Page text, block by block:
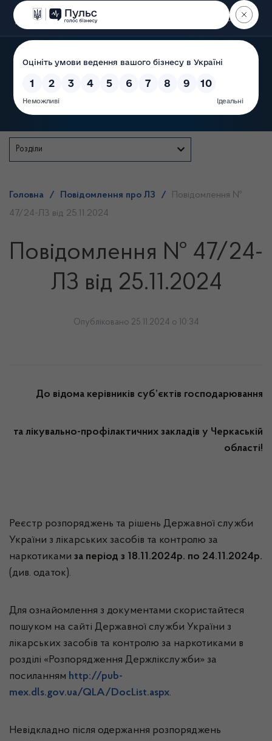
Пошук
Розділи
Головна / Повідомлення про ЛЗ /
Повідомлення №
47/24-ЛЗ від 25.11.2024
Повідомлення № 47/24-
ЛЗ від 25.11.2024
Опубліковано 25.11.2024 о 10:34
До відома керівників суб’єктів господарювання
та лікувально-профілактичних закладів у Черкаській
області!
Реєстр розпоряджень та рішень Державної служби
України з лікарських засобів та контролю за
наркотиками за період з 18.11.2024р. по 24.11.2024р.
(див. одаток).
Для ознайомлення з документами скористайтеся
пошуком на сайті Державної служби України з
лікарських засобів та контролю за наркотиками в
розділі «Розпорядження Держлікслужби» за
посиланням http://pub-
mex.dls.gov.ua/QLA/DocList.aspx.
Невідкладно після одержання розпоряджень